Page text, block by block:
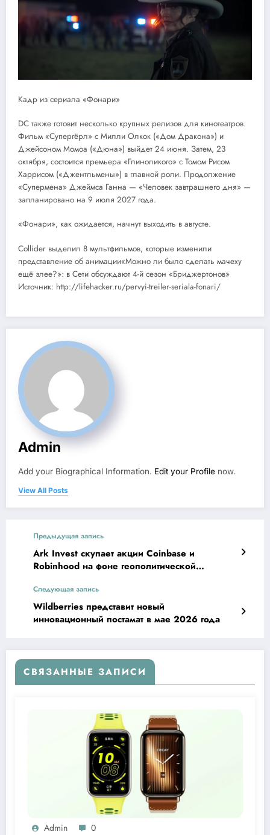
Кадр из сериала «Фонари»
DC также готовит несколько крупных релизов для кинотеатров.
Фильм «Супергёрл» с Милли Олкок («Дом Дракона») и
Джейсоном Момоа («Дюна») выйдет 24 июня. Затем, 23
октября, состоится премьера «Глиноликого» с Томом Рисом
Харрисом («Джентльмены») в главной роли. Продолжение
«Супермена» Джеймса Ганна — «Человек завтрашнего дня» —
запланировано на 9 июля 2027 года.
«Фонари», как ожидается, начнут выходить в августе.
Collider выделил 8 мультфильмов, которые изменили
представление об анимации«Можно ли было сделать мачеху
ещё злее?»: в Сети обсуждают 4-й сезон «Бриджертонов»
Источник: http://lifehacker.ru/pervyi-treiler-seriala-fonari/
Admin
Add your Biographical Information. Edit your Profile now.
View All Posts
Предыдущая запись
Ark Invest скупает акции Coinbase и
Robinhood на фоне геополитической
Следующая запись
Wildberries представит новый
инновационный постамат в мае 2026 года
СВЯЗАННЫЕ ЗАПИСИ
Admin 0